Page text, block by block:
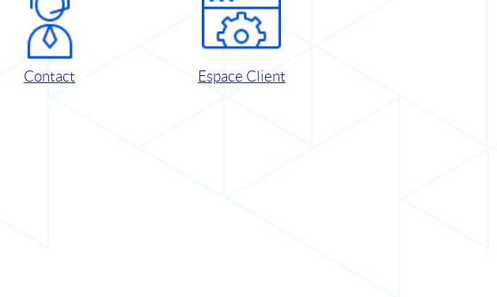
Contact Espace Client